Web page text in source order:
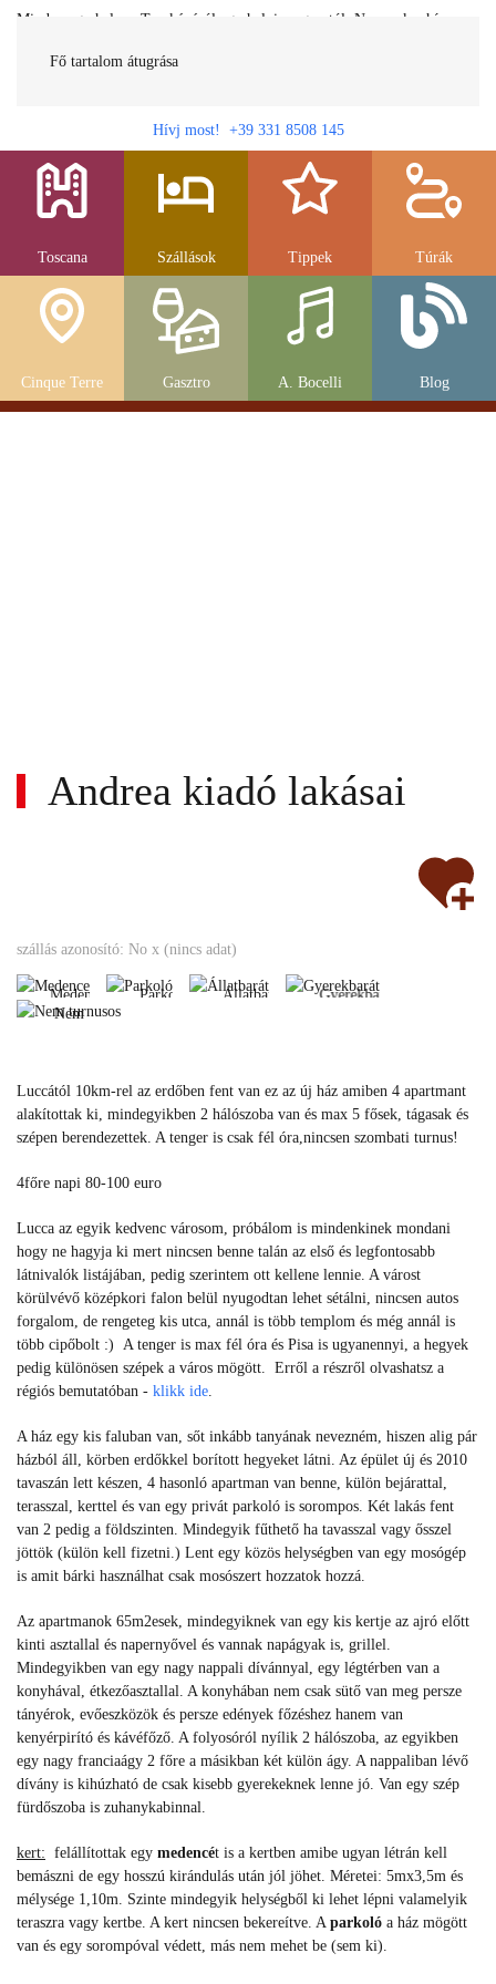
Fő tartalom átugrása
Minden egy helyen Toszkánáról egy helyi magyartól. Nemcsak a híres
gasztronomia....
Hívj most! +39 331 8508 145
Toscana Szállások Tippek Túrák
Cinque Terre Gasztro A. Bocelli Blog
Andrea kiadó lakásai
szállás azonosító: No x (nincs adat)
Medence
Medence
Parkoló
Parkoló
Állatbarát
Állatbarát Gyerekbarát
turnusos
Nem
turnusos
Luccától 10km-rel az erdőben fent van ez az új ház amiben 4 apartmant
alakítottak ki, mindegyikben 2 hálószoba van és max 5 fősek, tágasak és
szépen berendezettek. A tenger is csak fél óra,nincsen szombati turnus!
4főre napi 80-100 euro
Lucca az egyik kedvenc városom, próbálom is mindenkinek mondani
hogy ne hagyja ki mert nincsen benne talán az első és legfontosabb
látnivalók listájában, pedig szerintem ott kellene lennie. A várost
körülvévő középkori falon belül nyugodtan lehet sétálni, nincsen autos
forgalom, de rengeteg kis utca, annál is több templom és még annál is
több cipőbolt :) A tenger is max fél óra és Pisa is ugyanennyi, a hegyek
pedig különösen szépek a város mögött.
Erről a részről olvashatsz a
régiós bemutatóban - klikk ide
A ház egy kis faluban van, sőt inkább tanyának nevezném, hiszen alig pár
házból áll, körben erdőkkel borított hegyeket látni. Az épület új és 2010
tavaszán lett készen, 4 hasonló apartman van benne, külön bejárattal,
terasszal, kerttel és van egy privát parkoló is sorompos. Két lakás fent
van 2 pedig a földszinten. Mindegyik fűthető ha tavasszal vagy ősszel
jöttök (külön kell fizetni.) Lent egy közös helységben van egy mosógép
is amit bárki használhat csak mosószert hozzatok hozzá.
Az apartmanok 65m2esek, mindegyiknek van egy kis kertje az ajró előtt
kinti asztallal és napernyővel és vannak napágyak is, grillel.
Mindegyikben van egy nagy nappali dívánnyal, egy légtérben van a
konyhával, étkezőasztallal. A konyhában nem csak sütő van meg persze
tányérok, evőeszközök és persze edények főzéshez hanem van
kenyérpirító és kávéfőző. A folyosóról nyílik 2 hálószoba, az egyikben
egy nagy franciaágy 2 főre a másikban két külön ágy. A nappaliban lévő
dívány is kihúzható de csak kisebb gyerekeknek lenne jó. Van egy szép
fürdőszoba is zuhanykabinnal.
kert: felállítottak egy medencét is a kertben amibe ugyan létrán kell
bemászni de egy hosszú kirándulás után jól jöhet. Méretei: 5mx3,5m és
mélysége 1,10m. Szinte mindegyik helységből ki lehet lépni valamelyik
teraszra vagy kertbe. A kert nincsen bekereítve. A parkoló a ház mögött
van és egy sorompóval védett, más nem mehet be (sem ki).